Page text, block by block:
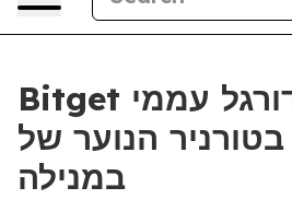
Bitget תומכת בכדורגל עממי
בטורניר הנוער של LALIGA
במנילה